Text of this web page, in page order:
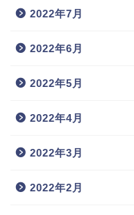
2022年7月
2022年6月
2022年5月
2022年4月
2022年3月
2022年2月